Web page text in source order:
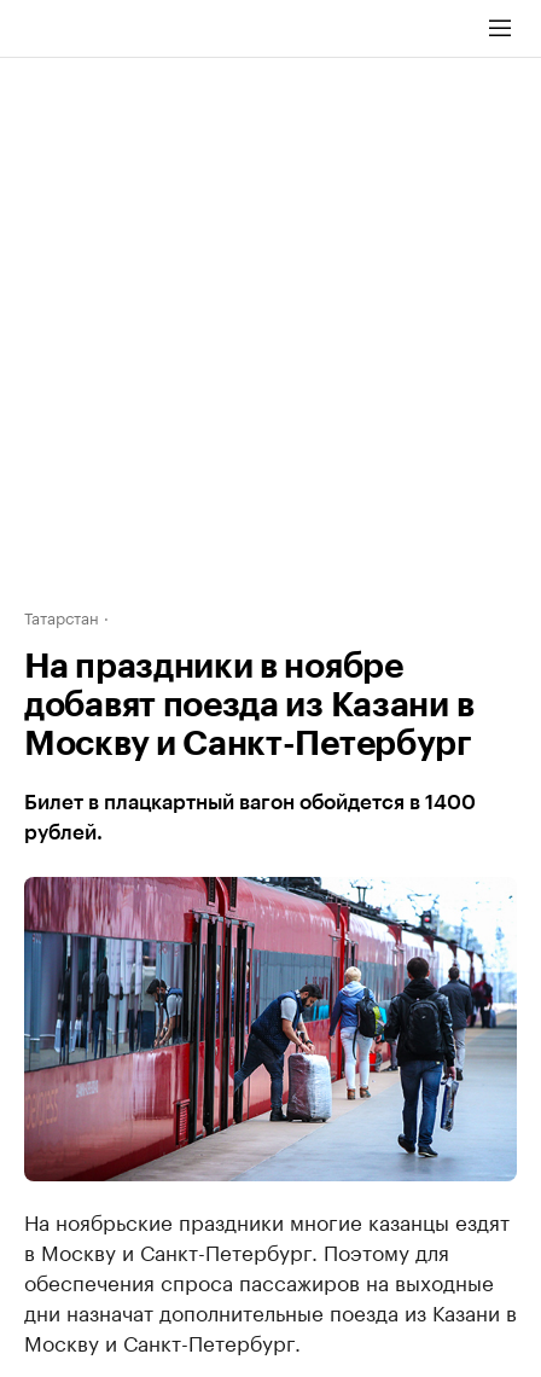
Татарстан
На праздники в ноябре
добавят поезда из Казани в
Москву и Санкт-Петербург
Билет в плацкартный вагон обойдется в 1400
рублей.
На ноябрьские праздники многие казанцы ездят
в Москву и Санкт-Петербург. Поэтому для
обеспечения спроса пассажиров на выходные
дни назначат дополнительные поезда из Казани в
Москву и Санкт-Петербург.